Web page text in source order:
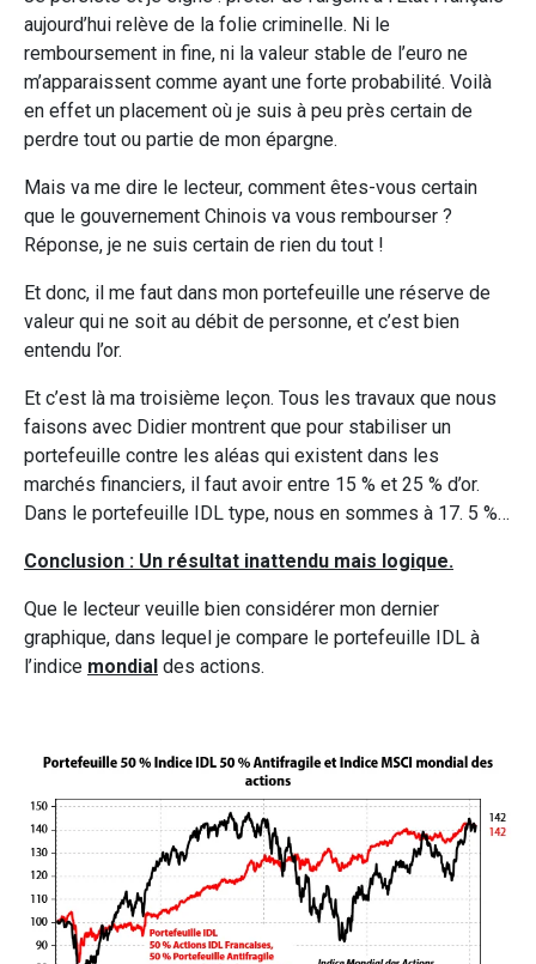
aujourd’hui relève de la folie criminelle. Ni le
remboursement in fine, ni la valeur stable de l’euro ne
m’apparaissent comme ayant une forte probabilité. Voilà
en effet un placement où je suis à peu près certain de
perdre tout ou partie de mon épargne.
Mais va me dire le lecteur, comment êtes-vous certain
que le gouvernement Chinois va vous rembourser ?
Réponse, je ne suis certain de rien du tout !
Et donc, il me faut dans mon portefeuille une réserve de
valeur qui ne soit au débit de personne, et c’est bien
entendu l’or.
Et c’est là ma troisième leçon. Tous les travaux que nous
faisons avec Didier montrent que pour stabiliser un
portefeuille contre les aléas qui existent dans les
marchés financiers, il faut avoir entre 15 % et 25 % d’or.
Dans le portefeuille IDL type, nous en sommes à 17. 5 %…
Conclusion : Un résultat inattendu mais logique.
Que le lecteur veuille bien considérer mon dernier
graphique, dans lequel je compare le portefeuille IDL à
l’indice mondial des actions.